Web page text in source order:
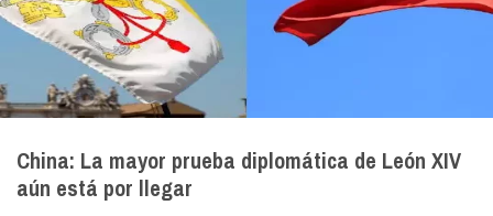
China: La mayor prueba diplomática de León XIV
aún está por llegar